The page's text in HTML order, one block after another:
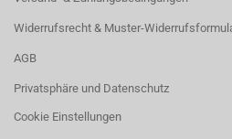
Widerrufsrecht & Muster-
AGB
Privatsphäre und Datenschutz
Cookie Einstellungen